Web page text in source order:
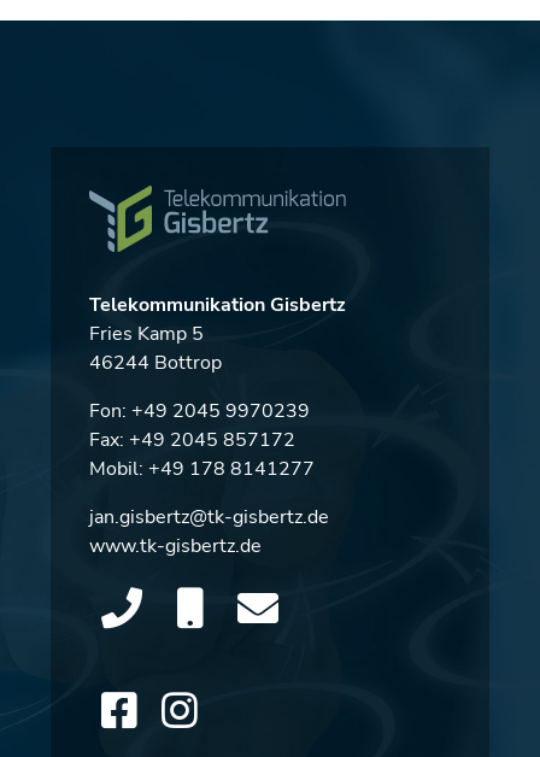
Telekommunikation Gisbertz
Fries Kamp 5
46244 Bottrop
Fon: +49 2045 9970239
Fax: +49 2045 857172
Mobil: +49 178 8141277
jan.gisbertz@tk-gisbertz.de
www.tk-gisbertz.de